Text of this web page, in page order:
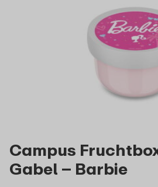
Campus
Gabel – Barbie